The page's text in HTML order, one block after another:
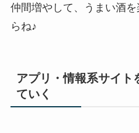
仲間増やして、うまい酒
らね♪
アプリ・情報系サイト
ていく